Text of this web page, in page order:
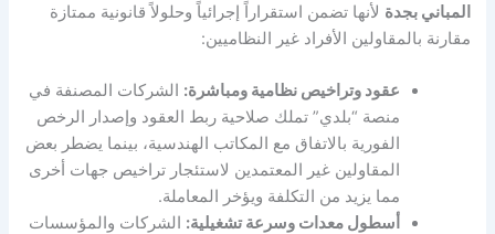
المباني بجدة لأنها تضمن استقراراً إجرائياً وحلولاً قانونية ممتازة
مقارنة بالمقاولين الأفراد غير النظاميين:
عقود وتراخيص نظامية ومباشرة: الشركات المصنفة في
منصة “بلدي” تملك صلاحية ربط العقود وإصدار الرخص
الفورية بالاتفاق مع المكاتب الهندسية، بينما يضطر بعض
المقاولين غير المعتمدين لاستئجار تراخيص جهات أخرى
مما يزيد من التكلفة ويؤخر المعاملة.
أسطول معدات وسرعة تشغيلية: الشركات والمؤسسات